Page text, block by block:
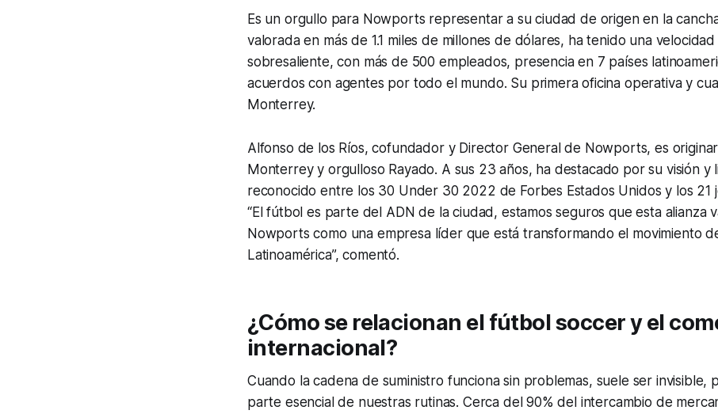
Es un orgullo para Nowports representar a su ciudad de origen en la
valorada en más de 1.1 miles de millones de dólares, ha tenido una
sobresaliente, con más de 500 empleados, presencia en 7 países
acuerdos con agentes por todo el mundo. Su primera oficina operativa y
Monterrey.
Alfonso de los Ríos, cofundador y Director General de Nowports, es
Monterrey y orgulloso Rayado. A sus 23 años, ha destacado por su visión y
reconocido entre los 30 Under 30 2022 de Forbes Estados Unidos y los 21
“El fútbol es parte del ADN de la ciudad, estamos seguros que esta alianza
Nowports como una empresa líder que está transformando el movimiento
Latinoamérica”, comentó.
¿Cómo se relacionan el fútbol soccer y el
internacional?
Cuando la cadena de suministro funciona sin problemas, suele ser invisible,
parte esencial de nuestras rutinas. Cerca del 90% del intercambio de